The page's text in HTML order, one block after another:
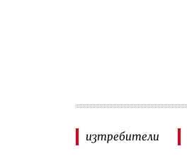
изтребители